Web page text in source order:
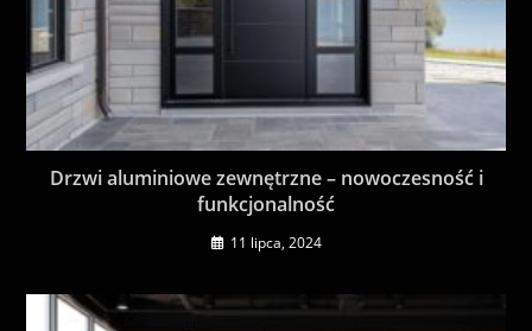
Drzwi aluminiowe zewnętrzne – nowoczesność i
funkcjonalność
11 lipca, 2024